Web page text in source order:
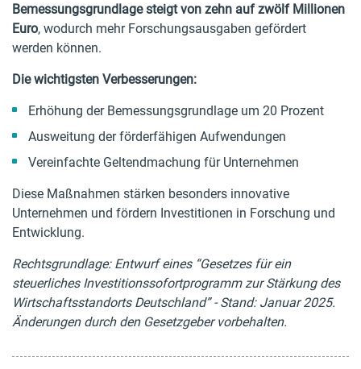
Bemessungsgrundlage steigt von zehn auf zwölf Millionen
Euro, wodurch mehr Forschungsausgaben gefördert
werden können.
Die wichtigsten Verbesserungen:
Erhöhung der Bemessungsgrundlage um 20 Prozent
Ausweitung der förderfähigen Aufwendungen
Vereinfachte Geltendmachung für Unternehmen
Diese Maßnahmen stärken besonders innovative
Unternehmen und fördern Investitionen in Forschung und
Entwicklung.
Rechtsgrundlage: Entwurf eines “Gesetzes für ein
steuerliches Investitionssofortprogramm zur Stärkung des
Wirtschaftsstandorts Deutschland” - Stand: Januar 2025.
Änderungen durch den Gesetzgeber vorbehalten.